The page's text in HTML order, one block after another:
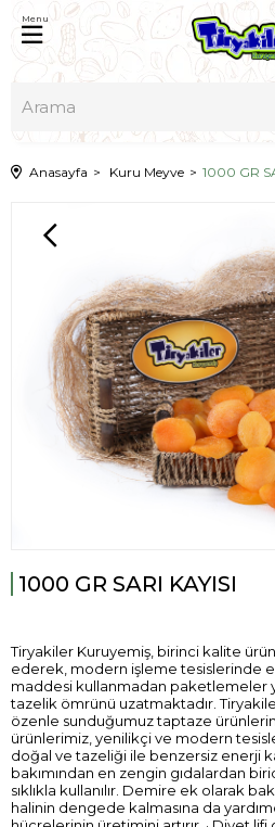
Menu
Anasayfa Kuru Meyve 1000 GR
1000 GR SARI KAYISI
Tiryakiler Kuruyemiş, birinci kalite
ederek, modern işleme tesislerinde
maddesi kullanmadan paketlemeler
tazelik ömrünü uzatmaktadır.
özenle sunduğumuz taptaze
ürünlerimiz, yenilikçi ve modern
doğal ve tazeliği ile benzersiz enerji
bakımından en zengin gıdalardan
sıklıkla kullanılır. Demire ek olarak
halinin dengede kalmasına da